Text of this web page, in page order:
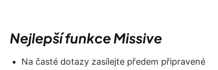
Nejlepší funkce Missive
Na časté dotazy zasílejte předem připravené